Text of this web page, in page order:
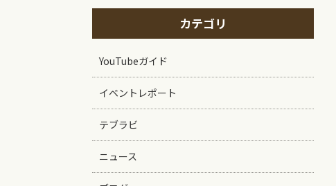
カテゴリ
YouTubeガイド
イベントレポート
テブラビ
ニュース